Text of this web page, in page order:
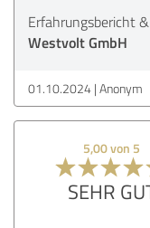
Erfahrungsbericht
Westvolt GmbH
01.10.2024 Anonym
5,00 von 5
SEHR